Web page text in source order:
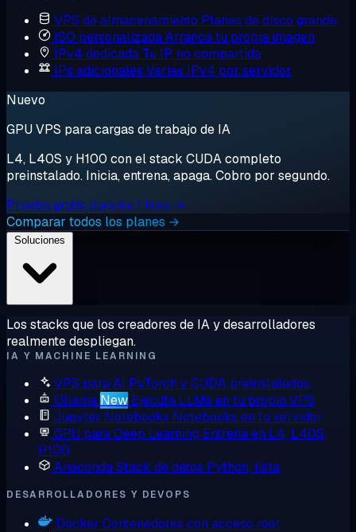
VPS de almacenamiento Planes de disco grande
ISO personalizadaArranca tu propia imagen
IPv4 dedicada Tu IP, no compartida
IPs adicionales Varias IPv4 por servidor
Nuevo
GPU VPS para cargas de trabajo de IA
L4, L40S y H100 con el stack CUDA completo
preinstalado. Inicia, entrena, apaga. Cobro por segundo.
Prueba gratis durante 1 hora →
Comparar todos los planes →
Los stacks que los creadores de IA y desarrolladores
realmente despliegan.
IA Y MACHINE LEARNING
VPS para AI PyTorch y CUDA preinstalados
Ollama New Ejecuta LLMs en tu propio VPS
Jupyter Notebooks Notebooks en tu servidor
GPU para Deep Learning Entrena en L4, L40S,
H100
AnacondaStack de datos Python, lista
DESARROLLADORES Y DEVOPS
Docker Contenedores con acceso root